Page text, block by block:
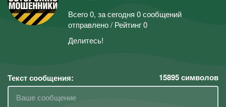
Всего 0, за сегодня 0 сообщений
отправлено / Рейтинг 0
Делитесь!
Текст сообщения: 15895символов